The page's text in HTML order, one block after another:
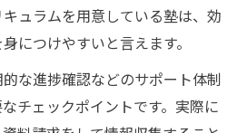
ュラムを用意している塾は、効
につけやすいと言えます。
な進捗確認などのサポート体制
チェックポイントです。実際に